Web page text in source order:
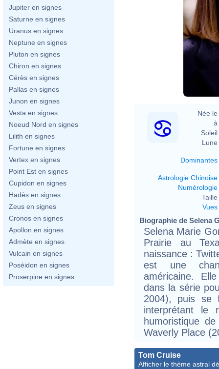
Jupiter en signes
Saturne en signes
Uranus en signes
Neptune en signes
Pluton en signes
Chiron en signes
Cérès en signes
Pallas en signes
Junon en signes
Vesta en signes
Noeud Nord en signes
Lilith en signes
Fortune en signes
Vertex en signes
Point Est en signes
Cupidon en signes
Hadès en signes
Zeus en signes
Cronos en signes
Apollon en signes
Admète en signes
Vulcain en signes
Poséidon en signes
Proserpine en signes
Née le
à
Soleil
Lune
Dominantes
Astrologie Chinoise
Numérologie
Taille
Vues
Biographie de Selena
Selena Marie
Prairie au
naissance :
est une
américaine.
dans la série
2004), puis se
interprétant le
humoristique
Waverly Place
Tom Cruise
Afficher le thème astral